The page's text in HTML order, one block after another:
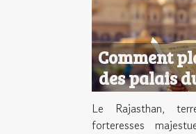
Comment
des palais
une
Le Rajasthan,
forteresses